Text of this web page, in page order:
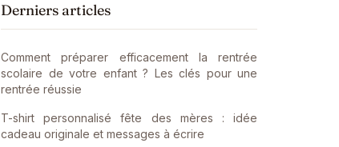
Derniers articles
Comment préparer efficacement la rentrée
scolaire de votre enfant ? Les clés pour une
rentrée réussie
T-shirt personnalisé fête des mères : idée
cadeau originale et messages à écrire